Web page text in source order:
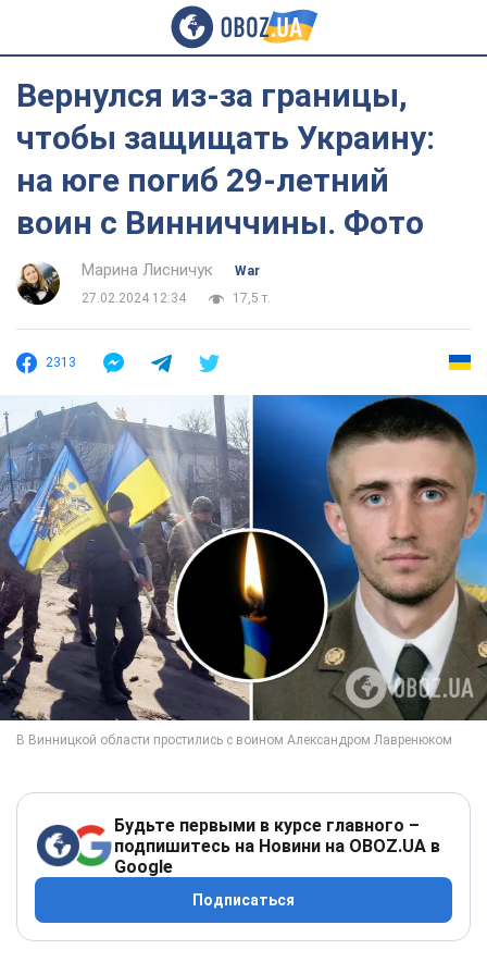
Вернулся из-за границы,
чтобы защищать Украину:
на юге погиб 29-летний
воин с Винниччины. Фото
Марина Лисничук
War
27.02.2024 12:34
17,5 т.
2313
Будьте первыми в курсе главного –
подпишитесь на Новини на OBOZ.UA в
Google
Подписаться